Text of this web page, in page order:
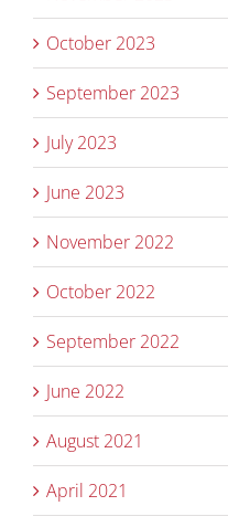
October 2023
September 2023
July 2023
June 2023
November 2022
October 2022
September 2022
June 2022
August 2021
April 2021